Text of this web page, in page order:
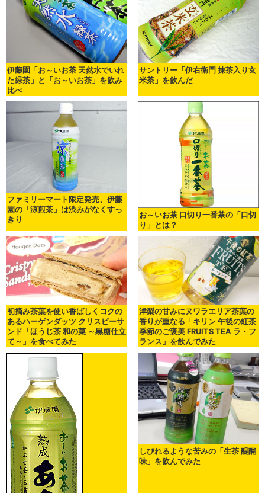
伊藤園「お～いお茶 天然水でいれ
た緑茶」と「お～いお茶」を飲み
比べ
サントリー「伊右衛門 抹茶入り玄
米茶」を飲んだ
ファミリーマート限定発売、伊藤
園の「涼煎茶」は渋みがなくすっ
きり
お～いお茶 口切り一番茶の「口切
り」とは？
初摘み茶葉を使い香ばしくコクの
あるハーゲンダッツ クリスピーサ
ンド「ほうじ茶 和の菓 ～黒糖仕立
て～」を食べてみた
洋梨の甘みにヌワラエリア茶葉の
香りが重なる「キリン 午後の紅茶
季節のご褒美 FRUITS TEA ラ・フ
ランス」を飲んでみた
しびれるような苦みの「生茶 醍醐
味」を飲んでみた